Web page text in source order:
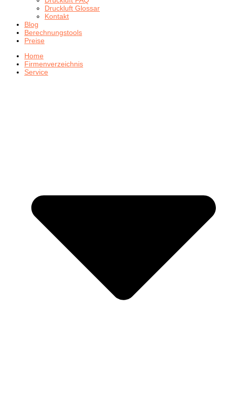
Druckluft Glossar
Kontakt
Blog
Berechnungstools
Preise
Home
Firmenverzeichnis
Service